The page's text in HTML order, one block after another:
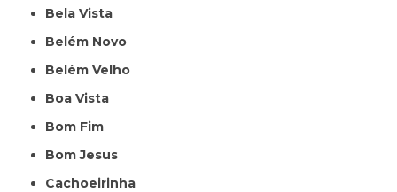
Bela Vista
Belém Novo
Belém Velho
Boa Vista
Bom Fim
Bom Jesus
Cachoeirinha